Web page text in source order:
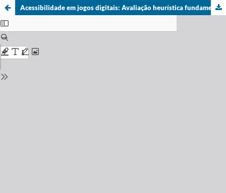
Acessibilidade em jogos digitais: Avaliação heurística fundamentada em diretrizes e nos principais desafios da indústria de jogos digitais